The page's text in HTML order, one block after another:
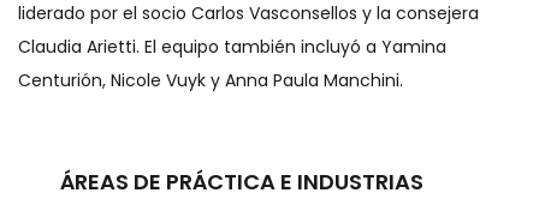
liderado por el socio Carlos Vasconsellos y la consejera
Claudia Arietti. El equipo también incluyó a Yamina
Centurión, Nicole Vuyk y Anna Paula Manchini.
ÁREAS DE PRÁCTICA E INDUSTRIAS